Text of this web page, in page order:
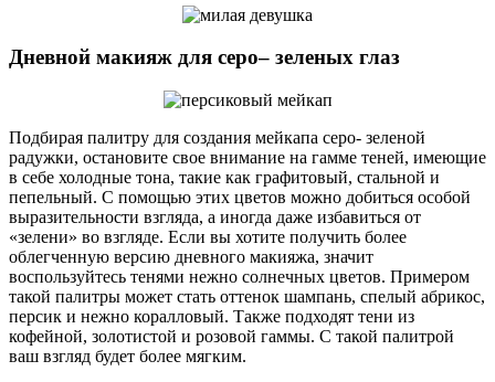
Дневной макияж для серо– зеленых глаз
Подбирая палитру для создания мейкапа серо- зеленой
радужки, остановите свое внимание на гамме теней, имеющие
в себе холодные тона, такие как графитовый, стальной и
пепельный. С помощью этих цветов можно добиться особой
выразительности взгляда, а иногда даже избавиться от
«зелени» во взгляде. Если вы хотите получить более
облегченную версию дневного макияжа, значит
воспользуйтесь тенями нежно солнечных цветов. Примером
такой палитры может стать оттенок шампань, спелый абрикос,
персик и нежно коралловый. Также подходят тени из
кофейной, золотистой и розовой гаммы. С такой палитрой
ваш взгляд будет более мягким.